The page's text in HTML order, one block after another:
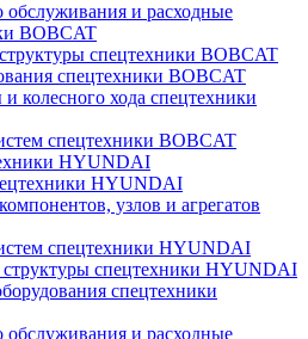
обслуживания и расходные
BOBCAT
спецтехники BOBCAT
спецтехники BOBCAT
колесного хода спецтехники
спецтехники BOBCAT
HYUNDAI
HYUNDAI
узлов и агрегатов
спецтехники HYUNDAI
структуры спецтехники HYUNDAI
спецтехники
обслуживания и расходные